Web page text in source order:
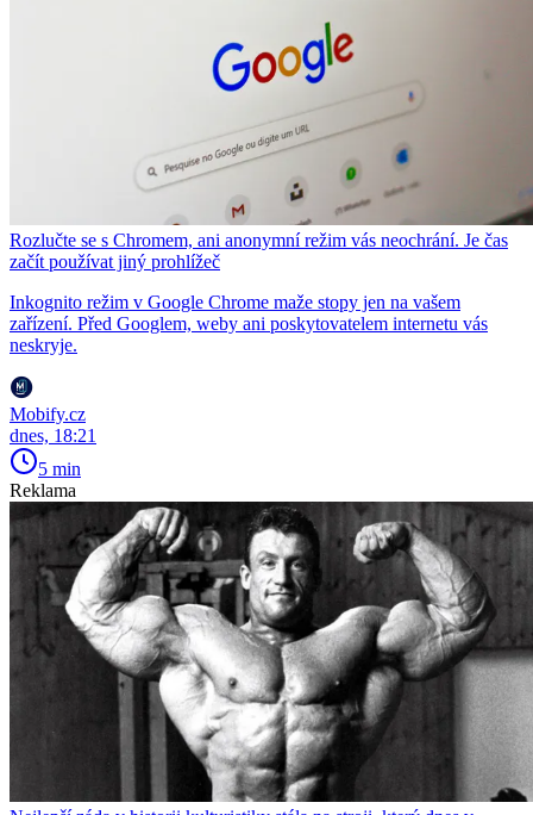
Rozlučte se s Chromem, ani anonymní režim vás neochrání. Je čas
začít používat jiný prohlížeč
Inkognito režim v Google Chrome maže stopy jen na vašem
zařízení. Před Googlem, weby ani poskytovatelem internetu vás
neskryje.
Mobify.cz
dnes, 18:21
5 min
Reklama